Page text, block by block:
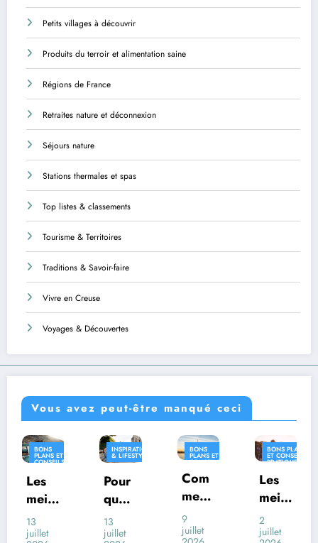
Petits villages à découvrir
Produits du terroir et alimentation saine
Régions de France
Retraites nature et déconnexion
Séjours nature
Stations thermales et spas
Top listes & classements
Tourisme & Territoires
Traditions & Savoir-faire
Vivre en Creuse
Voyages & Découvertes
Vous avez peut-être manqué ceci
INSPIRATION
& LIFESTYLE
Pour
quoi
certai
nes
13
juillet
BONS
PLANS ET
CONSEILS
Com
ment
voya
ger
9
juillet
BONS PLANS
ET CONSEILS
PRATIQUES
INSPIRATION
& LIFESTYLE
Les
meill
eures
desti
2
juillet
INSPIRATION
& LIFESTYLE
Où
vivre
en
Franc
26
juin